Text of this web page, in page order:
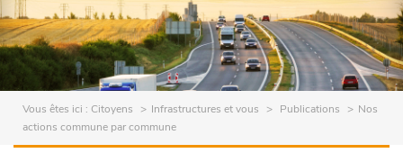
Vous êtes ici : Citoyens Infrastructures et vous Publications
Nos
actions commune par commune